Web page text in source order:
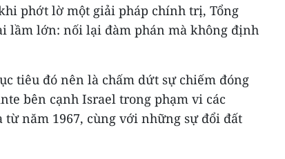
phớt lờ một giải pháp chính trị, Tổng
lầm lớn: nối lại đàm phán mà không định
tiêu đó nên là chấm dứt sự chiếm đóng
bên cạnh Israel trong phạm vi các
năm 1967, cùng với những sự đổi đất